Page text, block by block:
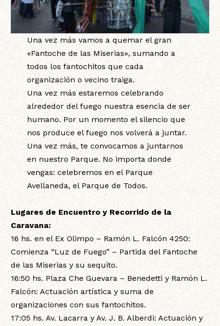
Una vez más vamos a quemar el gran
«Fantoche de las Miserias», sumando a
todos los fantochitos que cada
organización o vecino traiga.
Una vez más estaremos celebrando
alrededor del fuego nuestra esencia de ser
humano. Por un momento el silencio que
nos produce el fuego nos volverá a juntar.
Una vez más, te convocamos a juntarnos
en nuestro Parque. No importa donde
vengas: celebremos en el Parque
Avellaneda, el Parque de Todos.
Lugares de Encuentro y Recorrido de la
Caravana:
16 hs. en el Ex Olimpo – Ramón L. Falcón 4250:
Comienza “Luz de Fuego” – Partida del Fantoche
de las Miserias y su sequito.
16:50 hs. Plaza Che Guevara – Benedetti y Ramón L.
Falcón: Actuación artística y suma de
organizaciones con sus fantochitos.
17:05 hs. Av. Lacarra y Av. J. B. Alberdi: Actuación y